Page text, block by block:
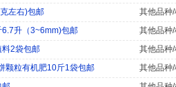
左右)包邮
其他品种
升（3~6mm)包邮
其他品种
2袋包邮
其他品种
颗粒有机肥10斤1袋包邮
其他品种